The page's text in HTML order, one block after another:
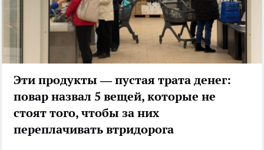
Эти продукты — пустая трата денег:
повар назвал 5 вещей, которые не
стоят того, чтобы за них
переплачивать втридорога